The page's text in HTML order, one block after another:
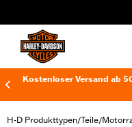
Kostenloser Versand ab
H-D Produkttypen/Teile/